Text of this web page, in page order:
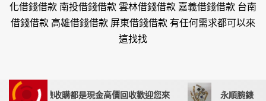
化借錢借款 南投借錢借款 雲林借錢借款 嘉義借錢借款 台南
借錢借款 高雄借錢借款 屏東借錢借款 有任何需求都可以來
這找找
障手錶收購都是現金高價回收歡迎您來 永順腕錶｜台中